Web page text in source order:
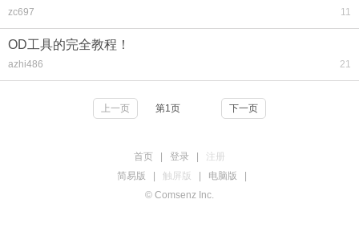
zc697 11
OD工具的完全教程！
azhi486 21
上一页 第1页 下一页
首页 登录
注册
简易版
触屏版 电脑版
© Comsenz Inc.